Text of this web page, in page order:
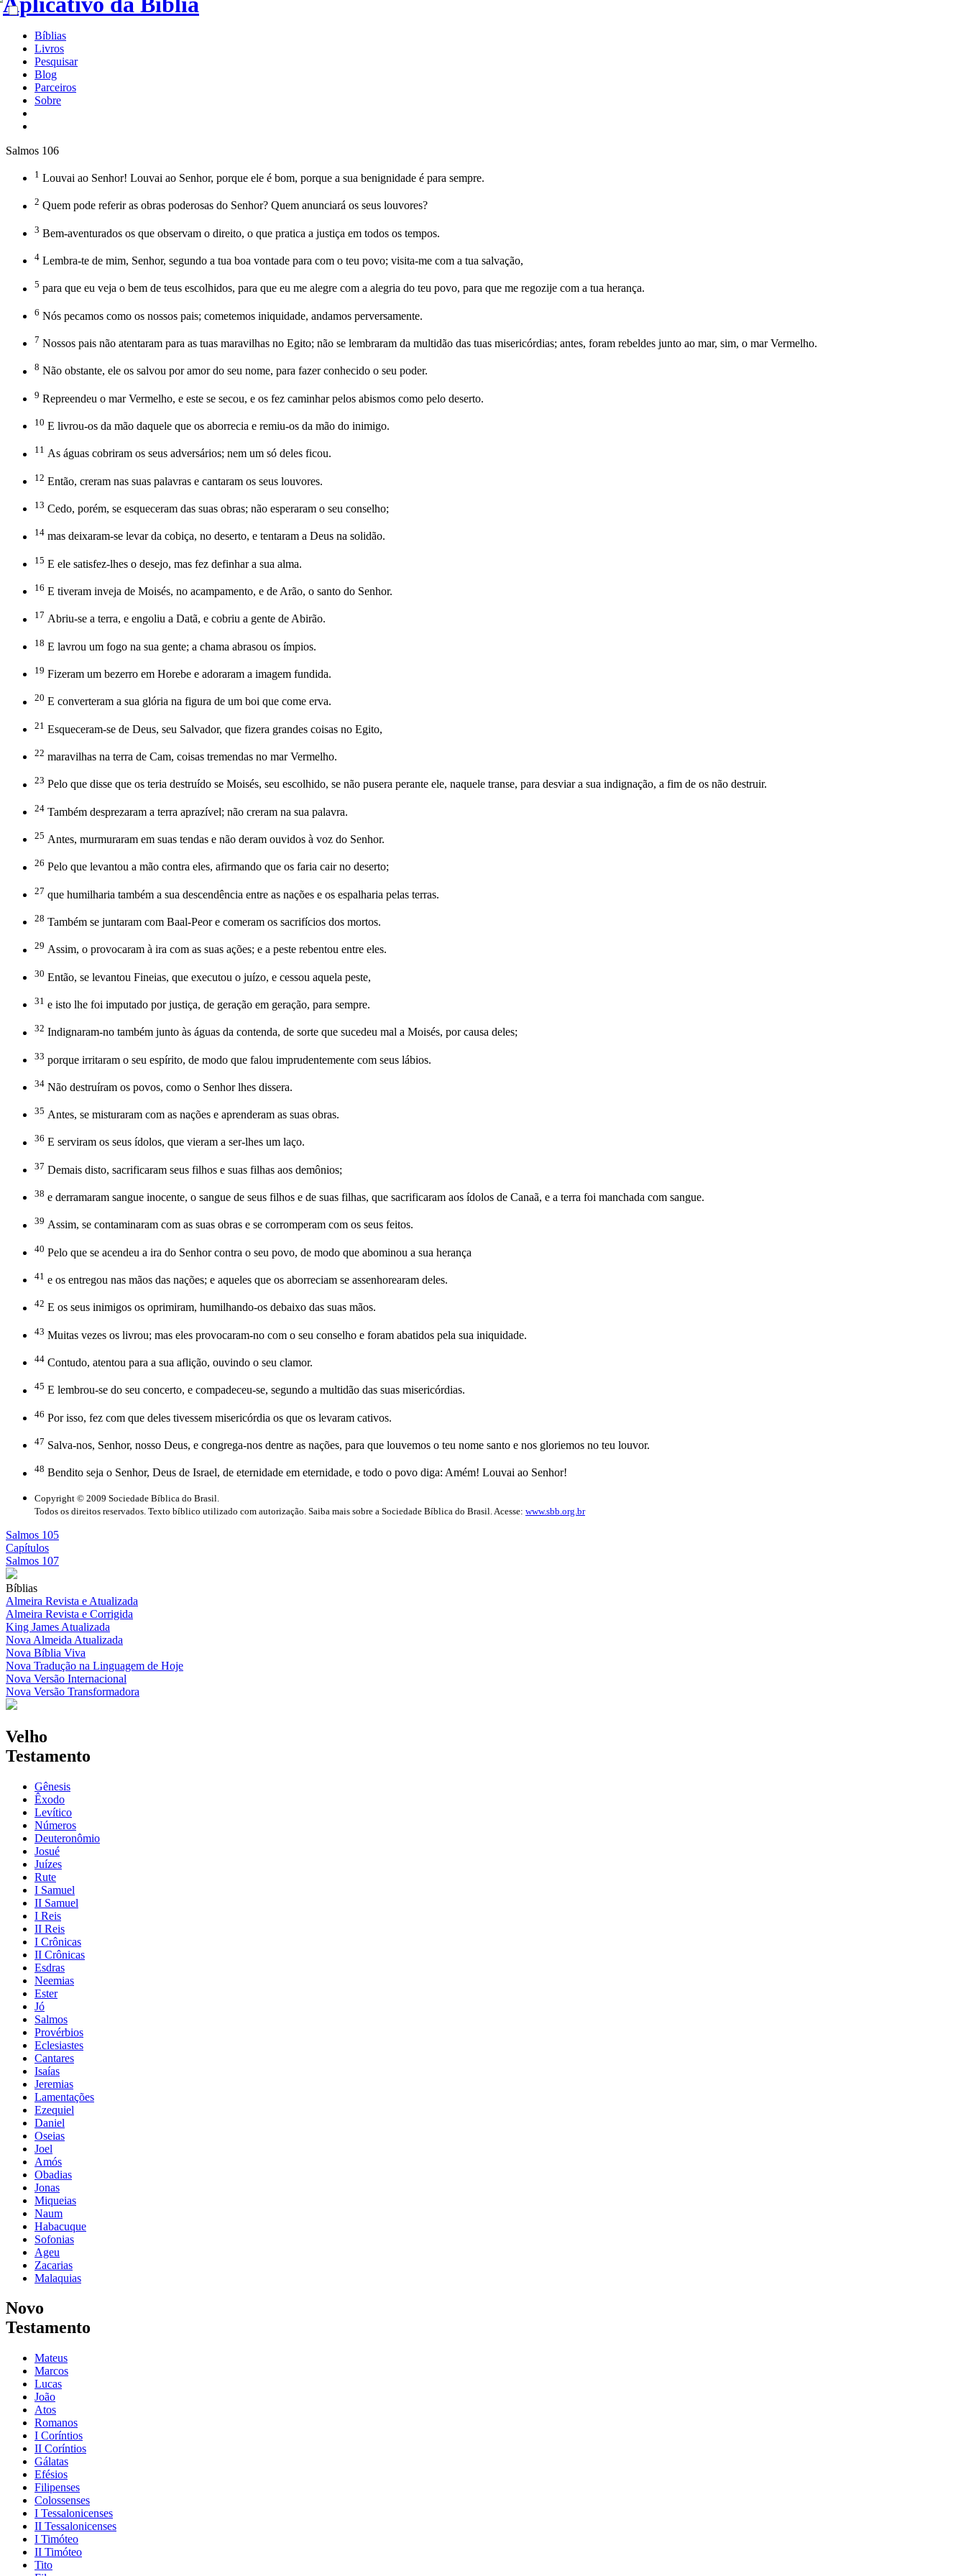
Bíblias
Livros
Pesquisar
Blog
Parceiros
Sobre
Salmos 106
1 Louvai ao Senhor! Louvai ao Senhor, porque ele é bom, porque a sua benignidade é para sempre.
2 Quem pode referir as obras poderosas do Senhor? Quem anunciará os seus louvores?
3 Bem-aventurados os que observam o direito, o que pratica a justiça em todos os tempos.
4 Lembra-te de mim, Senhor, segundo a tua boa vontade para com o teu povo; visita-me com a tua salvação,
5 para que eu veja o bem de teus escolhidos, para que eu me alegre com a alegria do teu povo, para que me regozije com a tua herança.
6 Nós pecamos como os nossos pais; cometemos iniquidade, andamos perversamente.
7 Nossos pais não atentaram para as tuas maravilhas no Egito; não se lembraram da multidão das tuas misericórdias; antes, foram rebeldes junto ao mar, sim, o mar Vermelho.
8 Não obstante, ele os salvou por amor do seu nome, para fazer conhecido o seu poder.
9 Repreendeu o mar Vermelho, e este se secou, e os fez caminhar pelos abismos como pelo deserto.
10 E livrou-os da mão daquele que os aborrecia e remiu-os da mão do inimigo.
11 As águas cobriram os seus adversários; nem um só deles ficou.
12 Então, creram nas suas palavras e cantaram os seus louvores.
13 Cedo, porém, se esqueceram das suas obras; não esperaram o seu conselho;
14 mas deixaram-se levar da cobiça, no deserto, e tentaram a Deus na solidão.
15 E ele satisfez-lhes o desejo, mas fez definhar a sua alma.
16 E tiveram inveja de Moisés, no acampamento, e de Arão, o santo do Senhor.
17 Abriu-se a terra, e engoliu a Datã, e cobriu a gente de Abirão.
18 E lavrou um fogo na sua gente; a chama abrasou os ímpios.
19 Fizeram um bezerro em Horebe e adoraram a imagem fundida.
20 E converteram a sua glória na figura de um boi que come erva.
21 Esqueceram-se de Deus, seu Salvador, que fizera grandes coisas no Egito,
22 maravilhas na terra de Cam, coisas tremendas no mar Vermelho.
23 Pelo que disse que os teria destruído se Moisés, seu escolhido, se não pusera perante ele, naquele transe, para desviar a sua indignação, a fim de os não destruir.
24 Também desprezaram a terra aprazível; não creram na sua palavra.
25 Antes, murmuraram em suas tendas e não deram ouvidos à voz do Senhor.
26 Pelo que levantou a mão contra eles, afirmando que os faria cair no deserto;
27 que humilharia também a sua descendência entre as nações e os espalharia pelas terras.
28 Também se juntaram com Baal-Peor e comeram os sacrifícios dos mortos.
29 Assim, o provocaram à ira com as suas ações; e a peste rebentou entre eles.
30 Então, se levantou Fineias, que executou o juízo, e cessou aquela peste,
31 e isto lhe foi imputado por justiça, de geração em geração, para sempre.
32 Indignaram-no também junto às águas da contenda, de sorte que sucedeu mal a Moisés, por causa deles;
33 porque irritaram o seu espírito, de modo que falou imprudentemente com seus lábios.
34 Não destruíram os povos, como o Senhor lhes dissera.
35 Antes, se misturaram com as nações e aprenderam as suas obras.
36 E serviram os seus ídolos, que vieram a ser-lhes um laço.
37 Demais disto, sacrificaram seus filhos e suas filhas aos demônios;
38 e derramaram sangue inocente, o sangue de seus filhos e de suas filhas, que sacrificaram aos ídolos de Canaã, e a terra foi manchada com sangue.
39 Assim, se contaminaram com as suas obras e se corromperam com os seus feitos.
40 Pelo que se acendeu a ira do Senhor contra o seu povo, de modo que abominou a sua herança
41 e os entregou nas mãos das nações; e aqueles que os aborreciam se assenhorearam deles.
42 E os seus inimigos os oprimiram, humilhando-os debaixo das suas mãos.
43 Muitas vezes os livrou; mas eles provocaram-no com o seu conselho e foram abatidos pela sua iniquidade.
44 Contudo, atentou para a sua aflição, ouvindo o seu clamor.
45 E lembrou-se do seu concerto, e compadeceu-se, segundo a multidão das suas misericórdias.
46 Por isso, fez com que deles tivessem misericórdia os que os levaram cativos.
47 Salva-nos, Senhor, nosso Deus, e congrega-nos dentre as nações, para que louvemos o teu nome santo e nos gloriemos no teu louvor.
48 Bendito seja o Senhor, Deus de Israel, de eternidade em eternidade, e todo o povo diga: Amém! Louvai ao Senhor!
Copyright © 2009 Sociedade Bíblica do Brasil.
Todos os direitos reservados. Texto bíblico utilizado com autorização. Saiba mais sobre a Sociedade Bíblica do Brasil. Acesse: www.sbb.org.br
Salmos 105
Capítulos
Salmos 107
Bíblias
Almeira Revista e Atualizada
Almeira Revista e Corrigida
King James Atualizada
Nova Almeida Atualizada
Nova Bíblia Viva
Nova Tradução na Linguagem de Hoje
Nova Versão Internacional
Nova Versão Transformadora
Velho
Testamento
Gênesis
Êxodo
Levítico
Números
Deuteronômio
Josué
Juízes
Rute
I Samuel
II Samuel
I Reis
II Reis
I Crônicas
II Crônicas
Esdras
Neemias
Ester
Jó
Salmos
Provérbios
Eclesiastes
Cantares
Isaías
Jeremias
Lamentações
Ezequiel
Daniel
Oseias
Joel
Amós
Obadias
Jonas
Miqueias
Naum
Habacuque
Sofonias
Ageu
Zacarias
Malaquias
Novo
Testamento
Mateus
Marcos
Lucas
João
Atos
Romanos
I Coríntios
II Coríntios
Gálatas
Efésios
Filipenses
Colossenses
I Tessalonicenses
II Tessalonicenses
I Timóteo
II Timóteo
Tito